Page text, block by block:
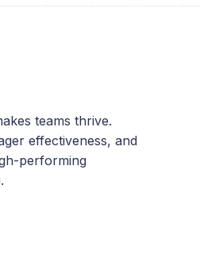
teams thrive.
effectiveness, and
performing